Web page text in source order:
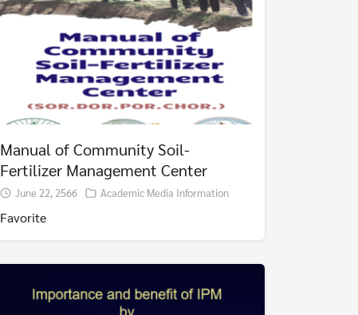
Manual of Community Soil-
Fertilizer Management Center
June 22, 2566 Academic Media Information
Favorite